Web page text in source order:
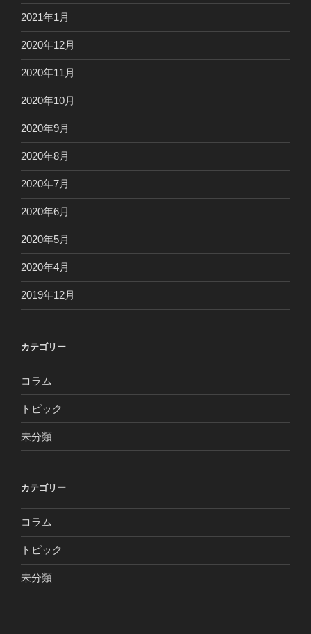
2021年1月
2020年12月
2020年11月
2020年10月
2020年9月
2020年8月
2020年7月
2020年6月
2020年5月
2020年4月
2019年12月
カテゴリー
コラム
トピック
未分類
カテゴリー
コラム
トピック
未分類